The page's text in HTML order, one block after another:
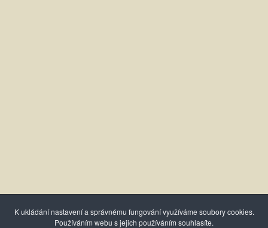
K ukládání nastavení a správnému fungování využíváme soubory cookies.
Používáním webu s jejich používáním souhlasíte.